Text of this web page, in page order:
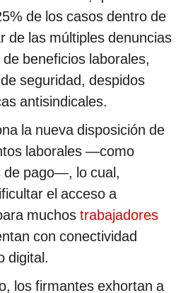
de los casos dentro de
de las múltiples denuncias
beneficios laborales,
seguridad, despidos
antisindicales.
la nueva disposición de
laborales —como
de pago—, lo cual,
el acceso a
muchos trabajadores
con conectividad
digital.
los firmantes exhortan a